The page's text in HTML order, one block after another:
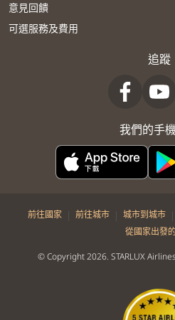
意見回饋
可選服務及費用
追蹤
我們的手
前往國家 | 前往城市 | 城市到城市 |
從國家出發
© Copyright 2026. STARLUX